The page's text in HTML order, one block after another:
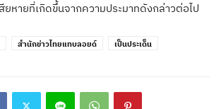
ยหายที่เกิดขึ้นจากความประมาทดังกล่าวต่อไป
สำนักข่าวไทยแทบลอยด์ เป็นประเด็น